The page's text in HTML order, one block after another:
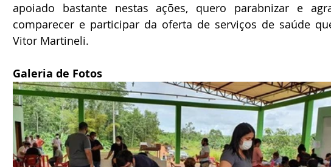
apoiado bastante nestas ações, quero parabnizar e
comparecer e participar da oferta de serviços de saúde
Vitor Martineli.
Galeria de Fotos